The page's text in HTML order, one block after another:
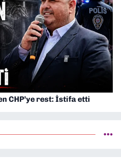
CHP’ye rest: İstifa etti